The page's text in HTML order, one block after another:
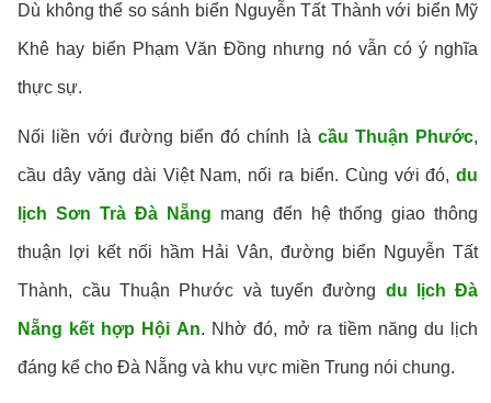
Dù không thể so sánh biển Nguyễn Tất Thành với biển Mỹ
Khê hay biển Phạm Văn Đồng nhưng nó vẫn có ý nghĩa
thực sự.
Nối liền ᴠới đường biển đó chính là cầu Thuận Phước,
cầu dây văng dài Việt Nam, nối ra biển. Cùng với đó,du
lịch Sơn Trà Đà Nẵng mang đến hệ thống giao thông
thuận lợi kết nối hầm Hải Vân, đường biển Nguyễn Tất
Thành, cầu Thuận Phước và tuyến đường du lịch Đà
Nẵng kết hợp Hội An. Nhờ đó, mở ra tiềm năng du lịch
đáng kể cho Đà Nẵng và khu vực miền Trung nói chung.